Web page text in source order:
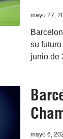
mayo 27,
su
junio de
mayo 6,